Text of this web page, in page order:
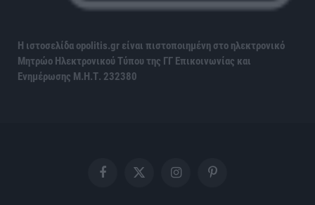
Η ιστοσελίδα opolitis.gr είναι πιστοποιημένη στο ηλεκτρονικό
Μητρώο Ηλεκτρονικού Τύπου της ΓΓ Επικοινωνίας και
Ενημέρωσης Μ.Η.Τ. 232380
Facebook X
InstagramPinterest